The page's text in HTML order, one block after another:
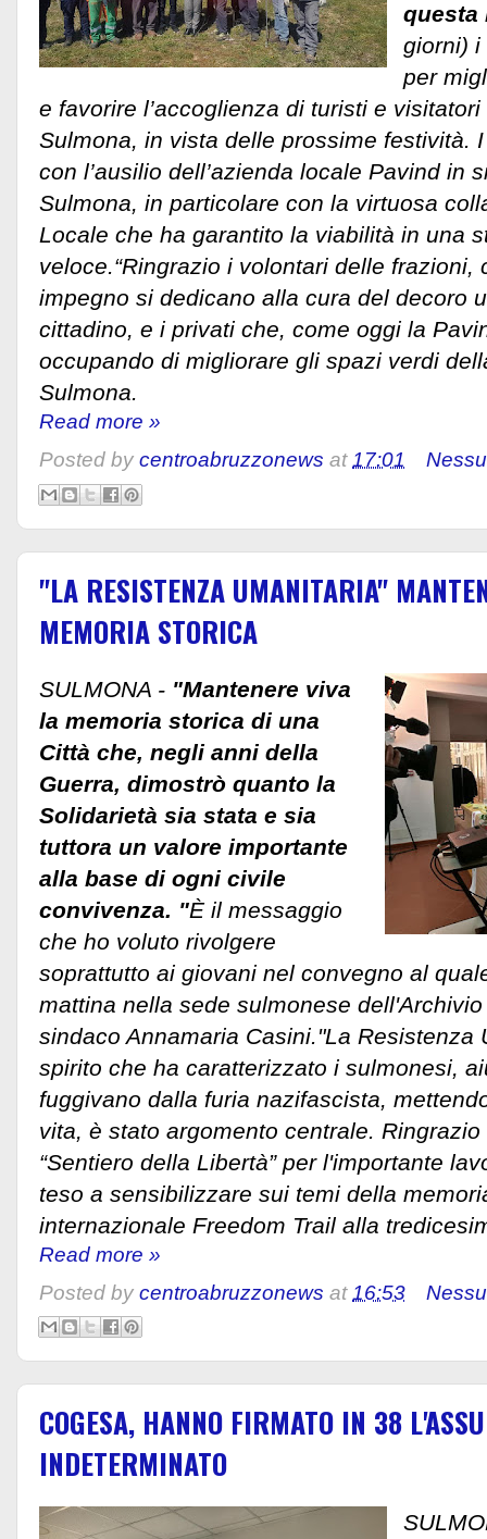
questa
giorni) i
per
e favorire l’accoglienza di turisti e
Sulmona, in vista delle prossime festività.
con l’ausilio dell’azienda locale Pavind in
Sulmona, in particolare con la virtuosa
Locale che ha garantito la viabilità in una
veloce.“Ringrazio i volontari delle frazioni,
impegno si dedicano alla cura del decoro
cittadino, e i privati che, come oggi la
occupando di migliorare gli spazi verdi
Sulmona.
Read more »
Posted by centroabruzzonews at17:01
"LA RESISTENZA UMANITARIA"
MEMORIA STORICA
SULMONA - "Mantenere viva
la memoria storica di una
Città che, negli anni della
Guerra, dimostrò quanto la
Solidarietà sia stata e sia
tuttora un valore importante
alla base di ogni civile
convivenza. "È il messaggio
che ho voluto rivolgere
soprattutto ai giovani nel convegno al
mattina nella sede sulmonese
sindaco Annamaria Casini."La Resistenza
spirito che ha caratterizzato i sulmonesi,
fuggivano dalla furia nazifascista,
vita, è stato argomento centrale. Ringrazio
“Sentiero della Libertà” per l'importante
teso a sensibilizzare sui temi della
internazionale Freedom Trail alla
Read more »
Posted by centroabruzzonews at16:53
COGESA, HANNO FIRMATO IN 38
INDETERMINATO